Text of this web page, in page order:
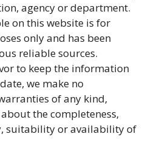
agency or department.
on this website is for
only and has been
reliable sources.
to keep the information
we make no
of any kind,
the completeness,
suitability or availability of